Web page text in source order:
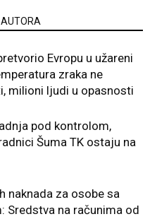
AUTORA
Evropu u užareni
zraka ne
milioni ljudi u opasnosti
pod kontrolom,
Šuma TK ostaju na
naknada za osobe sa
Sredstva na računima od